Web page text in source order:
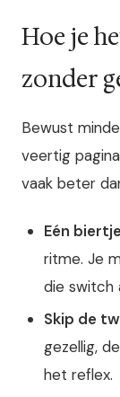
Hoe je
zonder
Bewust
veertig
vaak beter
Eén
ritme. Je
die switch
Skip de
gezellig,
het reflex.